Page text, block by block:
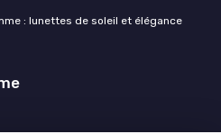
: lunettes de soleil et élégance